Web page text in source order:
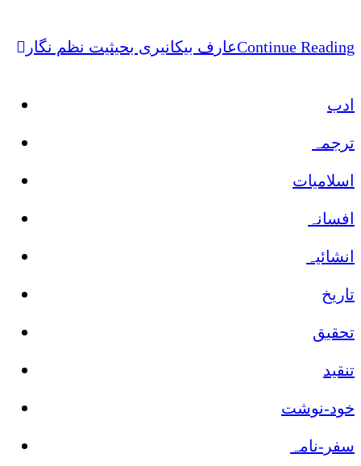
Continue Readingعارف بیکانیری بحیثیت نظم نگار
ادب
ترجمہ
اسلامیات
افسانہ
انشائیہ
تاریخ
تحقیق
تنقید
خود-نوشت
سفر-نامہ